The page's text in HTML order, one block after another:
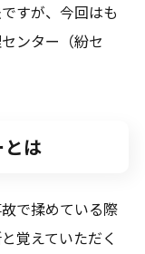
すが、今回はも
ンター（紛セ
は
で揉めている際
覚えていただく